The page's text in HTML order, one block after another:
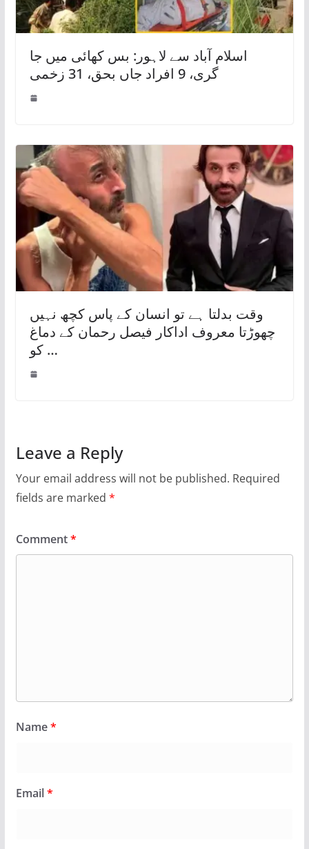
اسلام آباد سے لاہور: بس کھائی میں جا
گری، 9 افراد جاں بحق، 31 زخمی
وقت بدلتا ہے تو انسان کے پاس کچھ نہیں
چھوڑتا معروف اداکار فیصل رحمان کے دماغ
کو …
Leave a Reply
Your email address will not be published. Required
fields are marked *
Comment*
Name*
Email*